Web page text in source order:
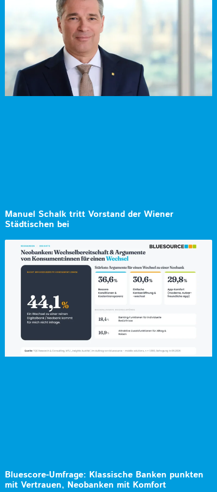
Manuel Schalk tritt Vorstand der Wiener
Städtischen bei
Bluescore-Umfrage: Klassische Banken punkten
mit Vertrauen, Neobanken mit Komfort